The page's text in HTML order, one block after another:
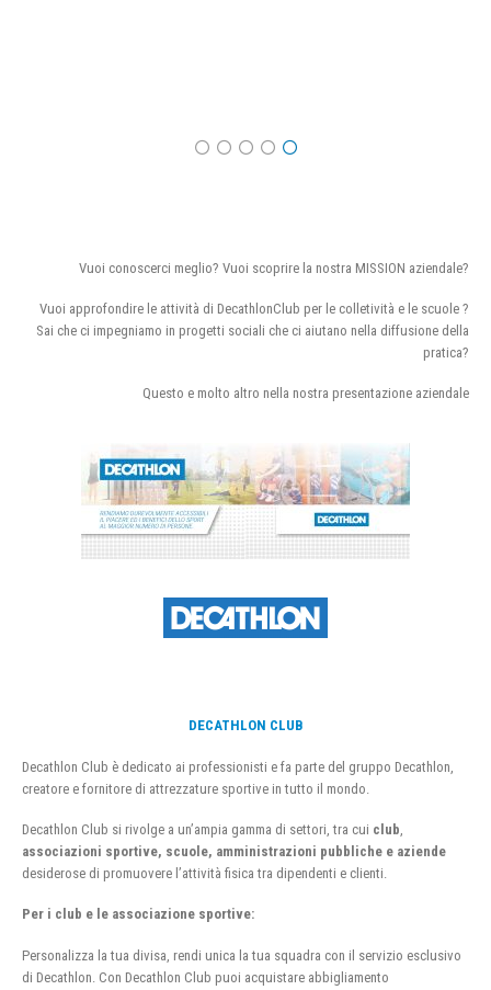
Vuoi conoscerci meglio? Vuoi scoprire la nostra MISSION aziendale?
Vuoi approfondire le attività di DecathlonClub per le colletività e le scuole ?
Sai che ci impegniamo in progetti sociali che ci aiutano nella diffusione della
pratica?
Questo e molto altro nella nostra presentazione aziendale
DECATHLON CLUB
Decathlon Club è dedicato ai professionisti e fa parte del gruppo Decathlon,
creatore e fornitore di attrezzature sportive in tutto il mondo.
Decathlon Club si rivolge a un’ampia gamma di settori, tra cui club
associazioni sportive, scuole, amministrazioni pubbliche e aziende
desiderose di promuovere l’attività fisica tra dipendenti e clienti.
Per i club e le associazione sportive:
Personalizza la tua divisa, rendi unica la tua squadra con il servizio esclusivo
di Decathlon. Con Decathlon Club puoi acquistare abbigliamento